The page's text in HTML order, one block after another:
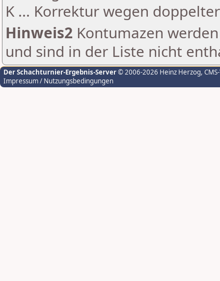
K ... Korrektur wegen
Hinweis2 Kontumazen
und sind in der Liste nicht
Der Schachturnier-Ergebnis-Server© 2006-2026 Heinz Herzog,
Impressum / Nutzungsbedingungen